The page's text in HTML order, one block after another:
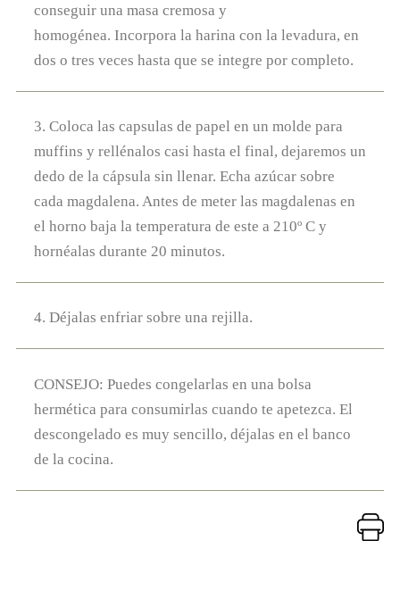
conseguir una masa cremosa y
homogénea. Incorpora la harina con la levadura, en
dos o tres veces hasta que se integre por completo.
3. Coloca las capsulas de papel en un molde para
muffins y rellénalos casi hasta el final, dejaremos un
dedo de la cápsula sin llenar. Echa azúcar sobre
cada magdalena. Antes de meter las magdalenas en
el horno baja la temperatura de este a 210º C y
hornéalas durante 20 minutos.
4. Déjalas enfriar sobre una rejilla.
CONSEJO: Puedes congelarlas en una bolsa
hermética para consumirlas cuando te apetezca. El
descongelado es muy sencillo, déjalas en el banco
de la cocina.